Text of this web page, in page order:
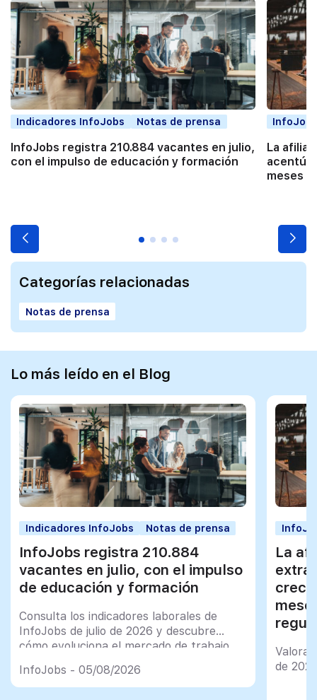
Indicadores InfoJobs Notas de prensa
InfoJobs registra 210.884 vacantes en julio,
con el impulso de educación y formación
La
acentúa
meses
Categorías relacionadas
Notas de prensa
Lo más leído en el Blog
Indicadores InfoJobs Notas de prensa
InfoJobs registra 210.884
vacantes en julio, con el impulso
de educación y formación
Consulta los indicadores laborales de
InfoJobs de julio de 2026 y descubre
cómo evoluciona el mercado de trabajo
InfoJobs - 05/08/2026
La
de